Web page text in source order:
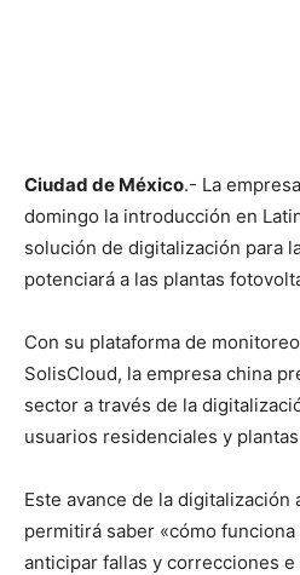
Ciudad de México.- La
domingo la introducción en
solución de digitalización para
potenciará a las plantas
Con su plataforma de
SolisCloud, la empresa china
sector a través de la
usuarios residenciales y
Este avance de la digitalización
permitirá saber «cómo
anticipar fallas y correcciones